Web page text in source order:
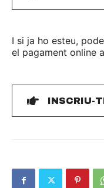
I si ja ho esteu,
el pagament online
INSCRIU-